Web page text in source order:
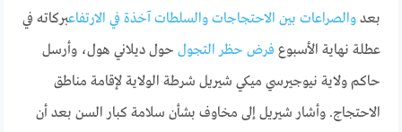
بعدوالصراعات بين الاحتجاجات والسلطات آخذة في الارتفاعبركاته في
عطلة نهاية الأسبوع فرض حظر التجول حول ديلاني هول، وأرسل
حاكم ولاية نيوجيرسي ميكي شيريل شرطة الولاية لإقامة مناطق
الاحتجاج. وأشار شيريل إلى مخاوف بشأن سلامة كبار السن بعد أن